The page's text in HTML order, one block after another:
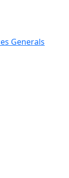
Generals